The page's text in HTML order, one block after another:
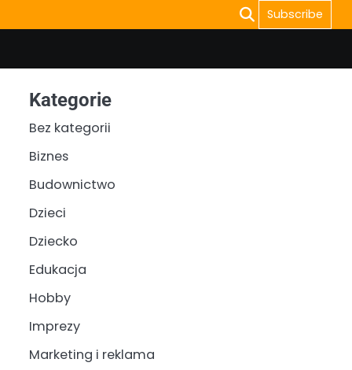
Subscribe
Kategorie
Bez kategorii
Biznes
Budownictwo
Dzieci
Dziecko
Edukacja
Hobby
Imprezy
Marketing i reklama